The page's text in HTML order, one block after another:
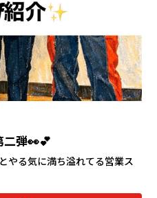
弾👀💕
やる気に満ち溢れてる営業ス